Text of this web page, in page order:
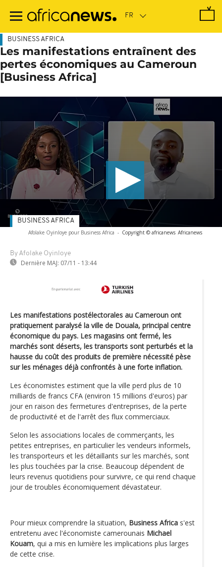
contenu
BUSINESS AFRICA
Les manifestations entraînent des
pertes économiques au Cameroun
[Business Africa]
Afolake Oyinloye pour Business Africa - Copyright © africanews Africanews
By Afolake Oyinloye
Dernière MAJ: 07/11 - 13:44
BUSINESS AFRICA
Les manifestations postélectorales au Cameroun ont
pratiquement paralysé la ville de Douala, principal centre
économique du pays. Les magasins ont fermé, les
marchés sont déserts, les transports sont perturbés et la
hausse du coût des produits de première nécessité pèse
sur les ménages déjà confrontés à une forte inflation.
Les économistes estiment que la ville perd plus de 10
milliards de francs CFA (environ 15 millions d'euros) par
jour en raison des fermetures d'entreprises, de la perte
de productivité et de l'arrêt des flux commerciaux.
Selon les associations locales de commerçants, les
petites entreprises, en particulier les vendeurs informels,
les transporteurs et les détaillants sur les marchés, sont
les plus touchées par la crise. Beaucoup dépendent de
leurs revenus quotidiens pour survivre, ce qui rend chaque
jour de troubles économiquement dévastateur.
Pour mieux comprendre la situation, Business Africa s'est
entretenu avec l'économiste camerounais Michael
Kouam, qui a mis en lumière les implications plus larges
de cette crise.